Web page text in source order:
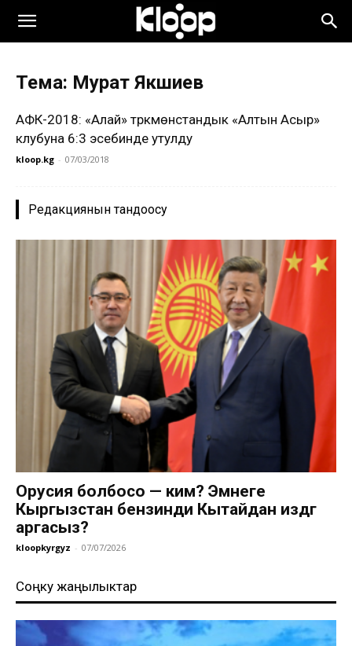
Тема: Мурат Якшиев
АФК-2018: «Алай» түркмөнстандык «Алтын Асыр»
клубуна 6:3 эсебинде утулду
kloop.kg - 07/03/2018
Редакциянын тандоосу
Орусия болбосо — ким? Эмнеге
Кыргызстан бензинди Кытайдан издөөгө
аргасыз?
kloopkyrgyz - 07/07/2026
Соңку жаңылыктар